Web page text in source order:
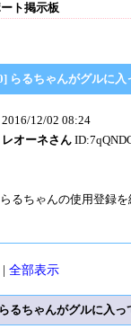
ト掲示板
らるちゃんがグルに入
2016/12/02 08:24
レオーネさん
らるちゃんの使用登録
| 全部表示
るちゃんがグルに入っ